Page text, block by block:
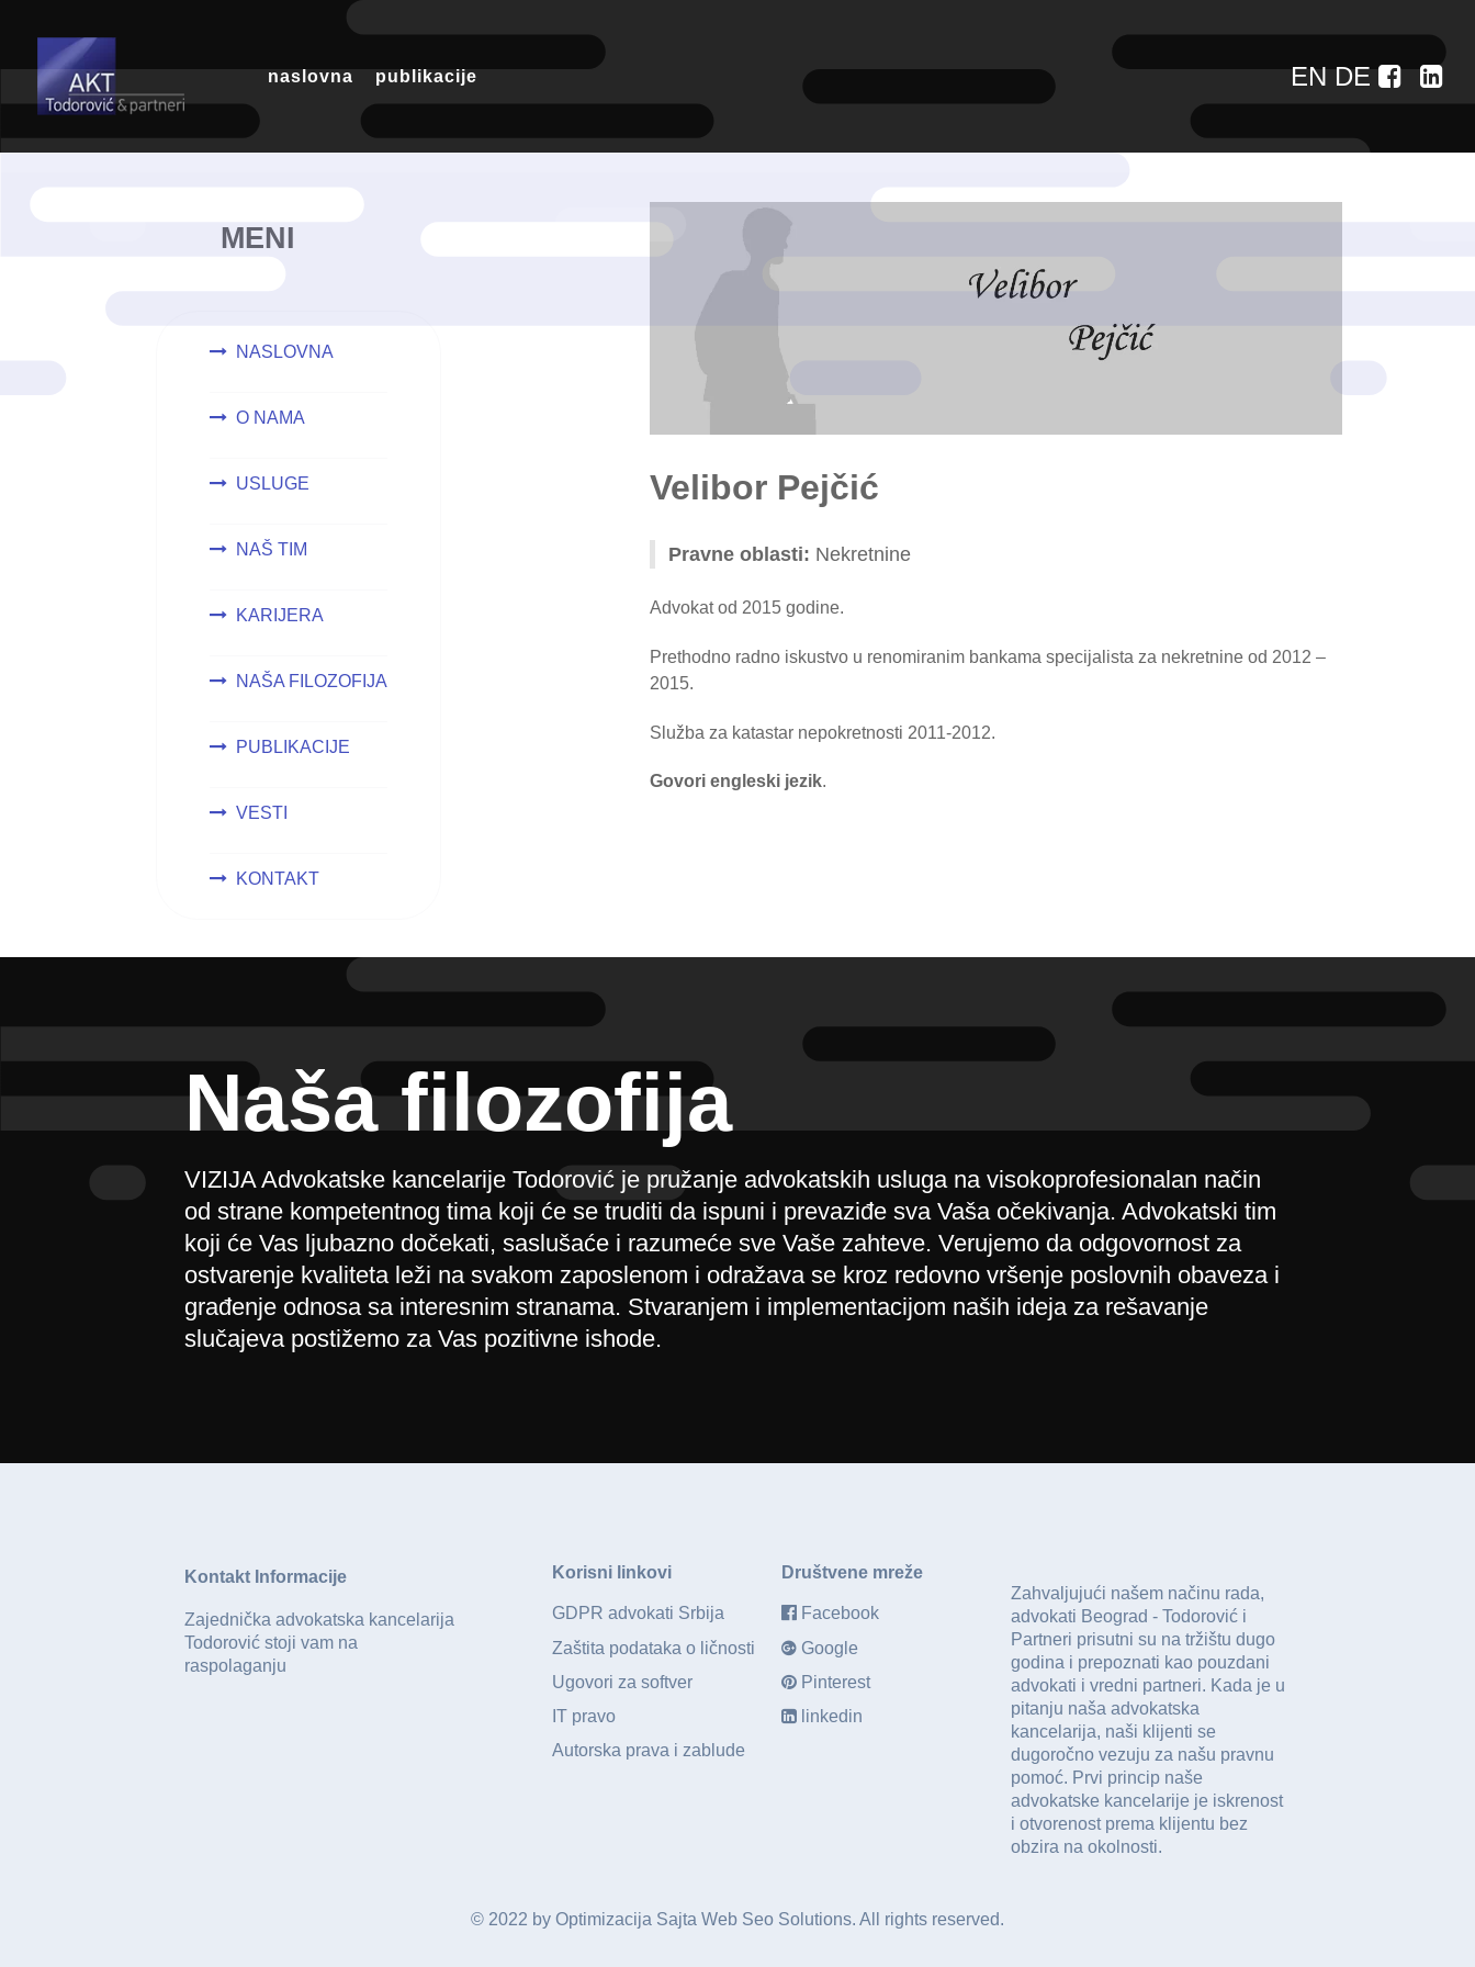
naslovna publikacije EN DE
MENI
NASLOVNA
O NAMA
USLUGE
NAŠ TIM
KARIJERA
NAŠA FILOZOFIJA
PUBLIKACIJE
VESTI
KONTAKT
Velibor Pejčić
Pravne oblasti: Nekretnine
Advokat od 2015 godine.
Prethodno radno iskustvo u renomiranim bankama specijalista za nekretnine od 2012 –
2015.
Služba za katastar nepokretnosti 2011-2012.
Govori engleski jezik.
Naša filozofija
VIZIJA Advokatske kancelarije Todorović je pružanje advokatskih usluga na visokoprofesionalan način
od strane kompetentnog tima koji će se truditi da ispuni i prevaziđe sva Vaša očekivanja. Advokatski tim
koji će Vas ljubazno dočekati, saslušaće i razumeće sve Vaše zahteve. Verujemo da odgovornost za
ostvarenje kvaliteta leži na svakom zaposlenom i odražava se kroz redovno vršenje poslovnih obaveza i
građenje odnosa sa interesnim stranama. Stvaranjem i implementacijom naših ideja za rešavanje
slučajeva postižemo za Vas pozitivne ishode.
Kontakt Informacije
Zajednička advokatska kancelarija
Todorović stoji vam na
raspolaganju
Korisni linkovi
GDPR advokati Srbija
Zaštita podataka o ličnosti
Ugovori za softver
IT pravo
Autorska prava i zablude
Društvene mreže
Facebook
Google
Pinterest
linkedin
Zahvaljujući našem načinu rada,
advokati Beograd - Todorović i
Partneri prisutni su na tržištu dugo
godina i prepoznati kao pouzdani
advokati i vredni partneri. Kada je u
pitanju naša advokatska
kancelarija, naši klijenti se
dugoročno vezuju za našu pravnu
pomoć. Prvi princip naše
advokatske kancelarije je iskrenost
i otvorenost prema klijentu bez
obzira na okolnosti.
© 2022 by Optimizacija Sajta Web Seo Solutions. All rights reserved.